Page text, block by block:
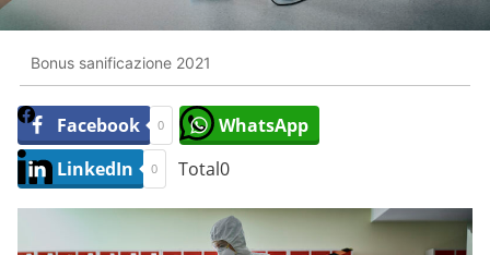
Bonus sanificazione 2021
Facebook 0
WhatsApp
LinkedIn
0 Total0